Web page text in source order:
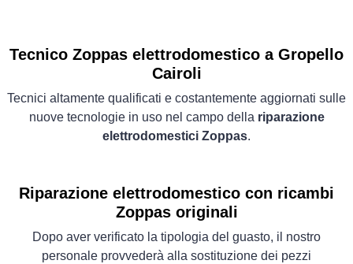
Tecnico Zoppas elettrodomestico a Gropello
Cairoli
Tecnici altamente qualificati e costantemente aggiornati sulle
nuove tecnologie in uso nel campo della riparazione
elettrodomestici Zoppas.
Riparazione elettrodomestico con ricambi
Zoppas originali
Dopo aver verificato la tipologia del guasto, il nostro
personale provvederà alla sostituzione dei pezzi